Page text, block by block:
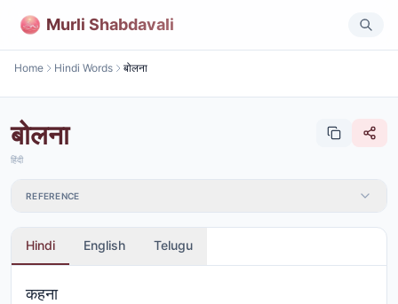
Murli Shabdavali
Home Hindi Words बोलना
बोलना
हिंदी
REFERENCE
Hindi English Telugu
कहना